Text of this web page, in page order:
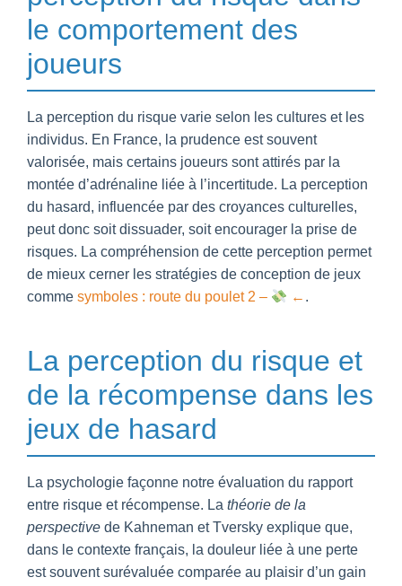
le comportement des
joueurs
La perception du risque varie selon les cultures et les
individus. En France, la prudence est souvent
valorisée, mais certains joueurs sont attirés par la
montée d’adrénaline liée à l’incertitude. La perception
du hasard, influencée par des croyances culturelles,
peut donc soit dissuader, soit encourager la prise de
risques. La compréhension de cette perception permet
de mieux cerner les stratégies de conception de jeux
comme symboles : route du poulet 2 – ← .
La perception du risque et
de la récompense dans les
jeux de hasard
La psychologie façonne notre évaluation du rapport
entre risque et récompense. La théorie de la
perspective de Kahneman et Tversky explique que,
dans le contexte français, la douleur liée à une perte
est souvent surévaluée comparée au plaisir d’un gain